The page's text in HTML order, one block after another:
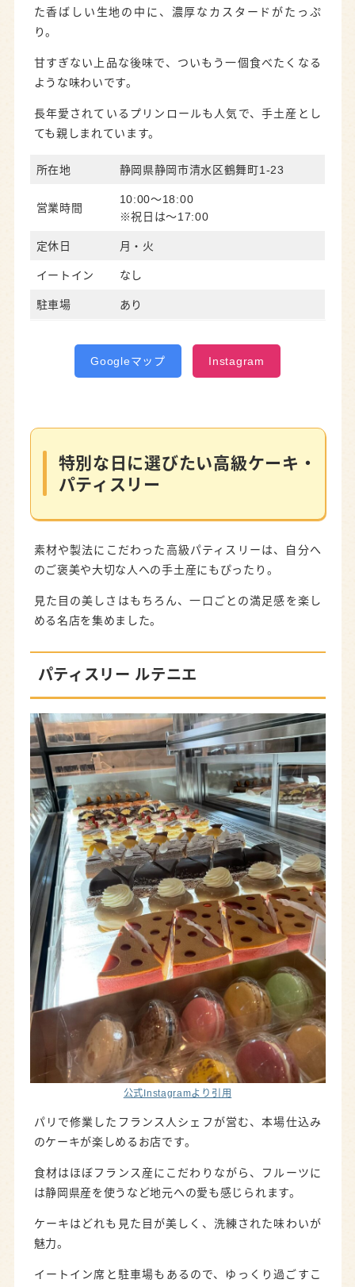
た香ばしい生地の中に、濃厚なカスタードがたっぷ
り。
甘すぎない上品な後味で、ついもう一個食べたくなる
ような味わいです。
長年愛されているプリンロールも人気で、手土産とし
ても親しまれています。
所在地 静岡県静岡市清水区鶴舞町1-23
営業時間
10:00～18:00
※祝日は～17:00
定休日 月・火
イートイン なし
駐車場 あり
Googleマップ Instagram
特別な日に選びたい高級ケーキ・
パティスリー
素材や製法にこだわった高級パティスリーは、自分へ
のご褒美や大切な人への手土産にもぴったり。
見た目の美しさはもちろん、一口ごとの満足感を楽し
める名店を集めました。
パティスリー ルテニエ
公式Instagramより引用
パリで修業したフランス人シェフが営む、本場仕込み
のケーキが楽しめるお店です。
食材はほぼフランス産にこだわりながら、フルーツに
は静岡県産を使うなど地元への愛も感じられます。
ケーキはどれも見た目が美しく、洗練された味わいが
魅力。
イートイン席と駐車場もあるので、ゆっくり過ごすこ